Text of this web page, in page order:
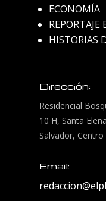
ECONOMÍA
REPORTAJE
HISTORIAS
Dirección:
Residencial
10 H, Santa
Salvador, Centro
Email: